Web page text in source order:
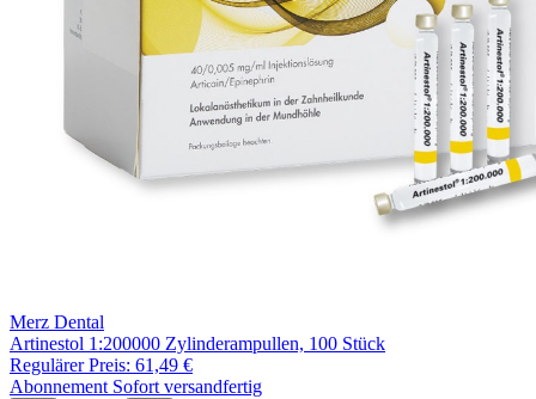
Merz Dental
Artinestol 1:200000 Zylinderampullen, 100 Stück
Regulärer Preis: 61,49 €
Abonnement Sofort versandfertig